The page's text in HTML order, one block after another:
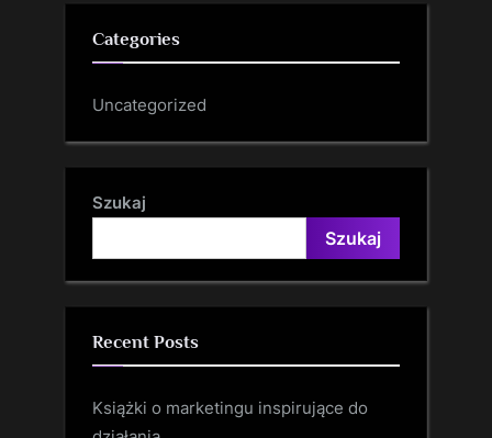
Categories
Uncategorized
Szukaj
Szukaj
Recent Posts
Książki o marketingu inspirujące do